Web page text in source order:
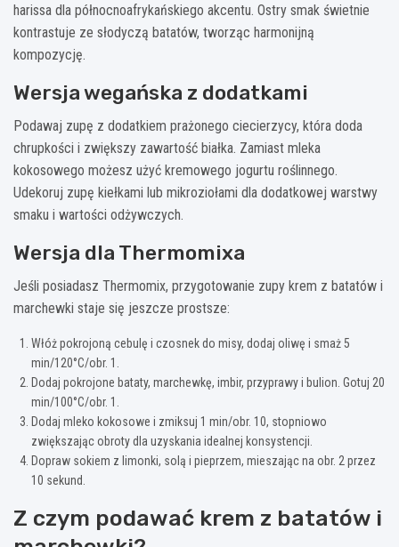
harissa dla północnoafrykańskiego akcentu. Ostry smak świetnie
kontrastuje ze słodyczą batatów, tworząc harmonijną
kompozycję.
Wersja wegańska z dodatkami
Podawaj zupę z dodatkiem prażonego ciecierzycy, która doda
chrupkości i zwiększy zawartość białka. Zamiast mleka
kokosowego możesz użyć kremowego jogurtu roślinnego.
Udekoruj zupę kiełkami lub mikroziołami dla dodatkowej warstwy
smaku i wartości odżywczych.
Wersja dla Thermomixa
Jeśli posiadasz Thermomix, przygotowanie zupy krem z batatów i
marchewki staje się jeszcze prostsze:
Włóż pokrojoną cebulę i czosnek do misy, dodaj oliwę i smaż 5
min/120°C/obr. 1.
Dodaj pokrojone bataty, marchewkę, imbir, przyprawy i bulion. Gotuj 20
min/100°C/obr. 1.
Dodaj mleko kokosowe i zmiksuj 1 min/obr. 10, stopniowo
zwiększając obroty dla uzyskania idealnej konsystencji.
Dopraw sokiem z limonki, solą i pieprzem, mieszając na obr. 2 przez
10 sekund.
Z czym podawać krem z batatów i